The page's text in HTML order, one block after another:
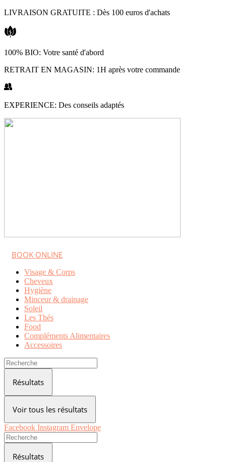
Aller
contenu
LIVRAISON GRATUITE : Dès 100 euros d'achats
100% BIO: Votre santé d'abord
RETRAIT EN MAGASIN: 1H après votre commande
EXPERIENCE: Des conseils adaptés
BOOK ONLINE
Visage & Corps
Cheveux
Hygiène
Minceur & drainage
Soleil
Les Thés
Food
Compléments Alimentaires
Accessoires
Search
...
Résultats
Voir tous les résultats
Facebook Instagram Envelope
Search
...
Résultats